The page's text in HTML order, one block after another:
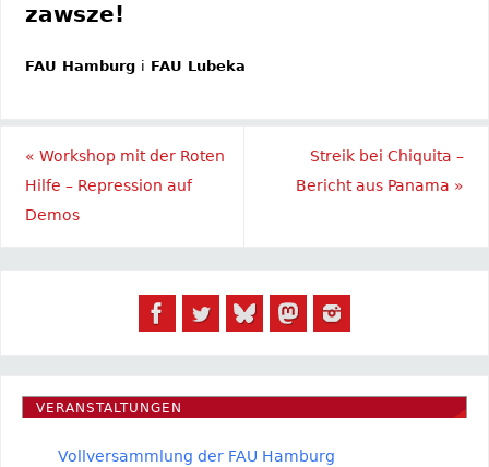
zawsze!
FAU Hamburg i FAU Lubeka
« Workshop mit der Roten
Hilfe – Repression auf
Demos
Streik bei Chiquita –
Bericht aus Panama »
VERANSTALTUNGEN
Vollversammlung der FAU Hamburg